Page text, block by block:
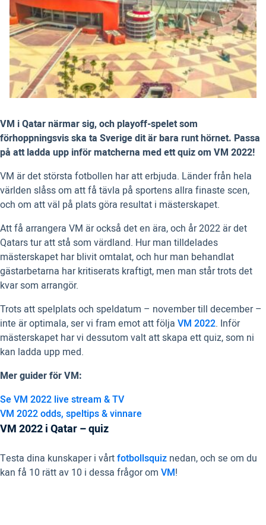
VM i Qatar närmar sig, och playoff-spelet som
förhoppningsvis ska ta Sverige dit är bara runt hörnet. Passa
på att ladda upp inför matcherna med ett quiz om VM 2022!
VM är det största fotbollen har att erbjuda. Länder från hela
världen slåss om att få tävla på sportens allra finaste scen,
och om att väl på plats göra resultat i mästerskapet.
Att få arrangera VM är också det en ära, och år 2022 är det
Qatars tur att stå som värdland. Hur man tilldelades
mästerskapet har blivit omtalat, och hur man behandlat
gästarbetarna har kritiserats kraftigt, men man står trots det
kvar som arrangör.
Trots att spelplats och speldatum – november till december –
inte är optimala, ser vi fram emot att följa VM 2022. Inför
mästerskapet har vi dessutom valt att skapa ett quiz, som ni
kan ladda upp med.
Mer guider för VM:
Se VM 2022 live stream & TV
VM 2022 odds, speltips & vinnare
VM 2022 i Qatar – quiz
Testa dina kunskaper i vårtfotbollsquiz nedan, och se om du
kan få 10 rätt av 10 i dessa frågor om VM!